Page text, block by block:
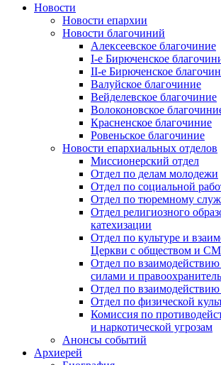
Новости
Новости епархии
Новости благочиний
Алексеевское благочиние
I-е Бирюченское
II-е Бирюченское
Валуйское благочиние
Вейделевское благочиние
Волоконовское
Красненское благочиние
Ровеньское благочиние
Новости епархиальных отделов
Миссионерский отдел
Отдел по делам молодежи
Отдел по социальной
Отдел по тюремному
Отдел религиозного
катехизации
Отдел по культуре и
Церкви с обществом и
Отдел по
силами и
Отдел по взаимодействию
Отдел по физической
Комиссия по
и наркотической угрозам
Анонсы событий
Архиерей